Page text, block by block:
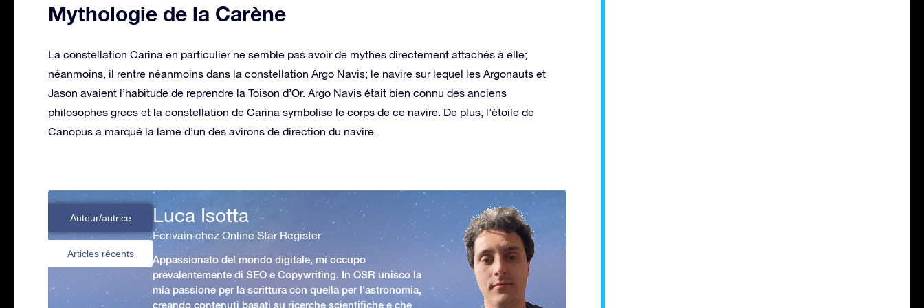
Mythologie de la Carène
La constellation Carina en particulier ne semble pas avoir de mythes directement attachés à elle;
néanmoins, il rentre néanmoins dans la constellation Argo Navis; le navire sur lequel les Argonauts et
Jason avaient l’habitude de reprendre la Toison d’Or. Argo Navis était bien connu des anciens
philosophes grecs et la constellation de Carina symbolise le corps de ce navire. De plus, l’étoile de
Canopus a marqué la lame d’un des avirons de direction du navire.
Auteur/autrice
Articles récents
Luca Isotta
Écrivain chez Online Star Register
Appassionato del mondo digitale, mi occupo
prevalentemente di SEO e Copywriting. In OSR unisco la
mia passione per la scrittura con quella per l'astronomia,
creando contenuti basati su ricerche scientifiche e che